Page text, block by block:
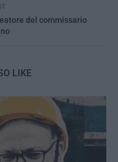
del commissario
LIKE